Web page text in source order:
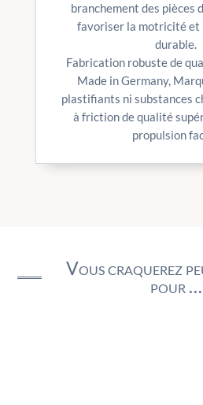
branchement des pièces
favoriser la motricité et
durable.
Fabrication robuste de
Made in Germany,
plastifiants ni substances
à friction de qualité
propulsion
Vous craquerez
pour …